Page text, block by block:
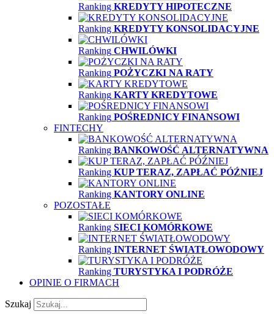
Ranking KREDYTY HIPOTECZNE
Ranking KREDYTY KONSOLIDACYJNE
Ranking CHWILÓWKI
Ranking POŻYCZKI NA RATY
Ranking KARTY KREDYTOWE
Ranking POŚREDNICY FINANSOWI
FINTECHY
Ranking BANKOWOŚĆ ALTERNATYWNA
Ranking KUP TERAZ, ZAPŁAĆ PÓŹNIEJ
Ranking KANTORY ONLINE
POZOSTAŁE
Ranking SIECI KOMÓRKOWE
Ranking INTERNET ŚWIATŁOWODOWY
Ranking TURYSTYKA I PODRÓŻE
OPINIE O FIRMACH
Szukaj